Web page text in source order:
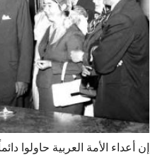
إن أعداء الأمة العربية حاولوا